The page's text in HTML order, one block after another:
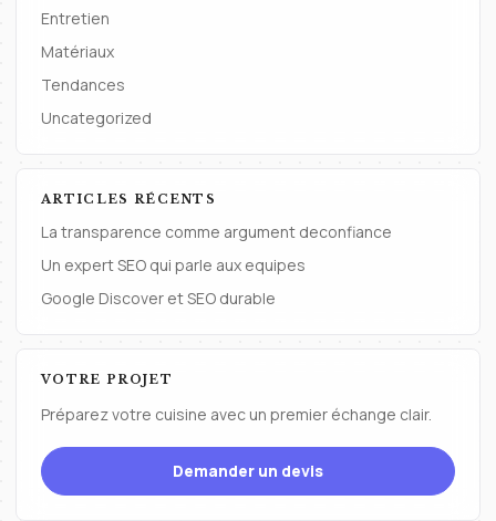
Entretien
Matériaux
Tendances
Uncategorized
ARTICLES RÉCENTS
La transparence comme argument deconfiance
Un expert SEO qui parle aux equipes
Google Discover et SEO durable
VOTRE PROJET
Préparez votre cuisine avec un premier échange clair.
Demander un devis